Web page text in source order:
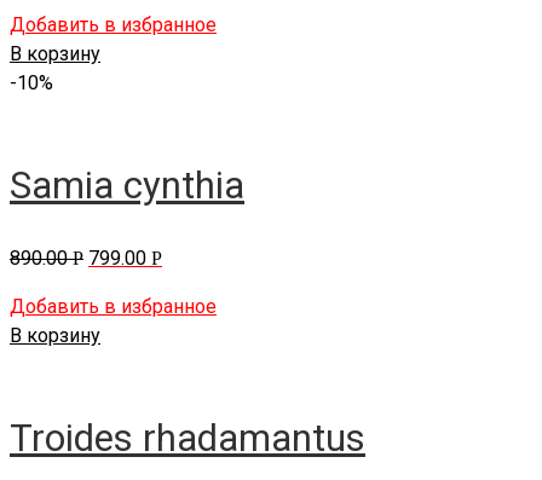
Добавить в избранное
В корзину
-10%
Samia cynthia
890.00Р 799.00 Р
Добавить в избранное
В корзину
Troides rhadamantus